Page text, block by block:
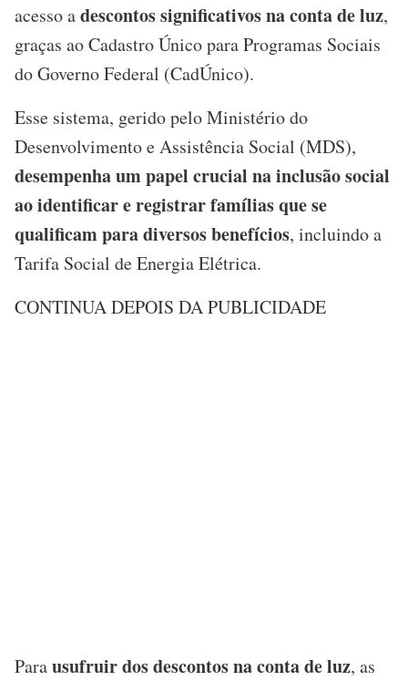
acesso adescontos significativos na conta de luz,
graças ao Cadastro Único para Programas Sociais
do Governo Federal (CadÚnico).
Esse sistema, gerido pelo Ministério do
Desenvolvimento e Assistência Social (MDS),
desempenha um papel crucial na inclusão social
ao identificar e registrar famílias que se
qualificam para diversos benefícios, incluindo a
Tarifa Social de Energia Elétrica.
CONTINUA DEPOIS DA PUBLICIDADE
Parausufruir dos descontos na conta de luz, as